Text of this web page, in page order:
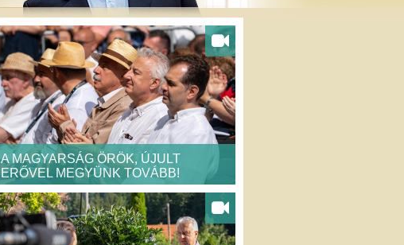
A MAGYARSÁG ÖRÖK, ÚJULT
ERŐVEL MEGYÜNK TOVÁBB!